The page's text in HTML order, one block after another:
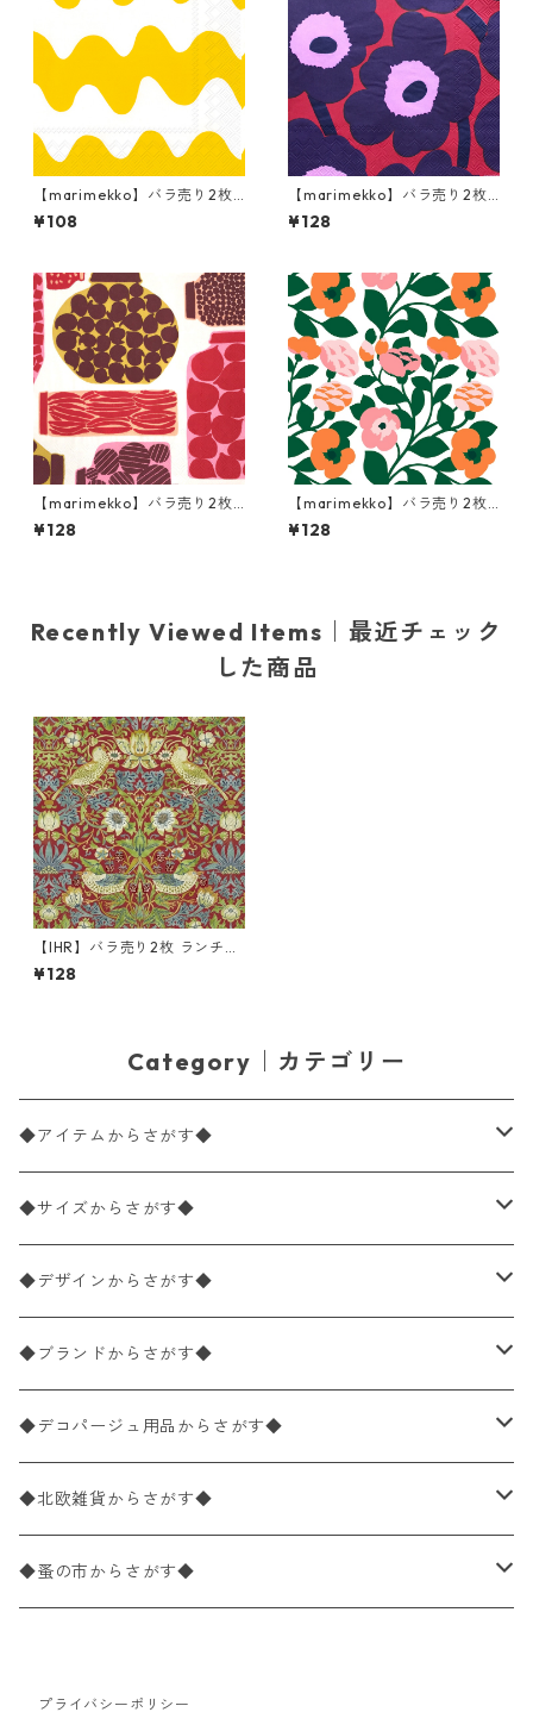
【marimekko】バラ売り2枚
カクテルサイズ ペーパーナプ
キン LOKKI イエロー
¥108
【marimekko】バラ売り2枚
ランチサイズ ペーパーナプキ
ン UNIKKO レッド×ブルー
¥128
【marimekko】バラ売り2枚
ランチサイズ ペーパーナプキ
ン PURNUKKA レッド
¥128
【marimekko】バラ売り2枚
ランチサイズ ペーパーナプキ
ン Green Green ダークグリ
¥128
Recently Viewed Items｜最近チェック
した商品
【IHR】バラ売り2枚 ランチサ
イズ ペーパーナプキン STRA
WBERRY THIEF レッド V&A
¥128
Category｜カテゴリー
◆アイテムからさがす◆
ペーパーナプキン2枚バラ売り
ペーパーナプキン1枚バラ売り
ペーパーナプキン20枚入りパック
ペーパーナプキン10枚入りパック
ライスペーパー
ペーパーリネンナプキン
ワックスペーパー
◆サイズからさがす◆
33×33cm（ランチサイズ）
バラ売り
パック売り
25×25cm（カクテルサイズ）
バラ売り
パック売り
40×40cm（ディナーサイズ）
バラ売り
パック売り
21×21cm（ポケットサイズ）
バラ売り
33cm（ラウンド）
◆デザインからさがす◆
花柄
植物・グリーン柄
動物・鳥・昆虫・蝶柄
海・魚柄
食べ物・フルーツ・野菜・ドリンク柄
◆ブランドからさがす◆
ドイツ製 IHR/イア
ランチサイズ
カクテルサイズ
ドイツ製 Ambiente/アンビエンテ
ランチサイズ
ドイツ製 Paperproducts Design
カクテルサイズ
ランチサイズ
ドイツ製 ti-flair/ティーフレア
◆デコパージュ用品からさがす◆
デコパージュ液
デコパージュ下地
デコパージュはさみ
◆北欧雑貨からさがす◆
シリコンモールド
トレイ
◆蚤の市からさがす◆
北欧雑貨
プライバシーポリシー